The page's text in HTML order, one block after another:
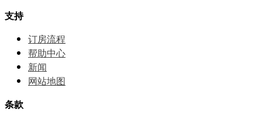
支持
订房流程
帮助中⼼
新闻
网站地图
条款